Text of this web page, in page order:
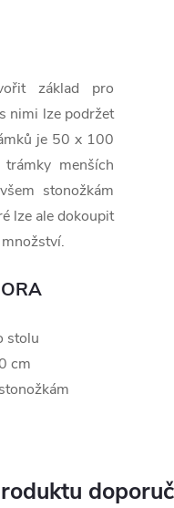
základ pro
nimi lze podržet
je 50 x 100
menších
stonožkám
lze ale dokoupit
stolu
cm